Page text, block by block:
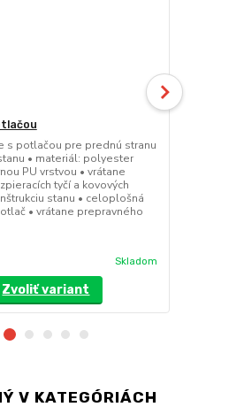
s potlačou pre prednú stranu
• materiál: polyester
PU vrstvou • vrátane
tyčí a kovových
stanu • celoplošná
• vrátane prepravného
Skladom
Zvoliť variant
V KATEGÓRIÁCH